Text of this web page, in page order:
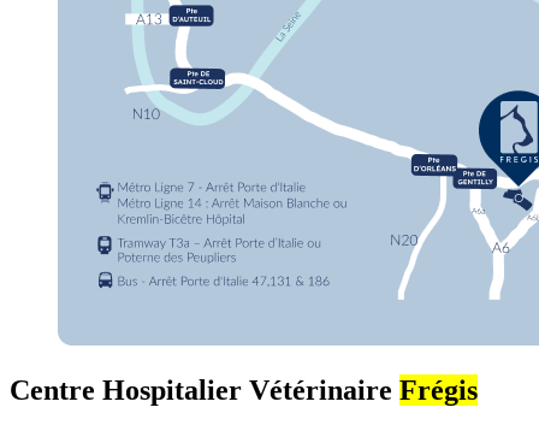
Centre Hospitalier Vétérinaire Frégis